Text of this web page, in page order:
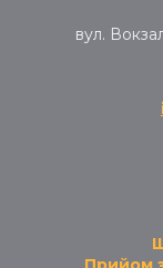
вул.